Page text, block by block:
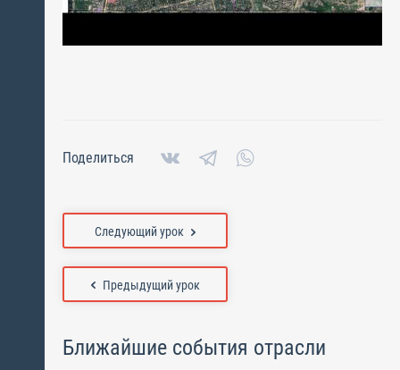
Поделиться
Предыдущий урок
Следующий урок
Ближайшие события отрасли